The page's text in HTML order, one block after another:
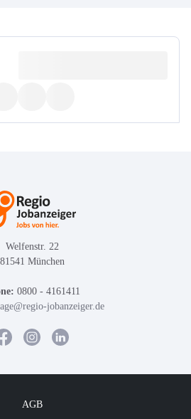
Welfenstr. 22
81541 München
0800 - 4161411
jobanzeiger.de
AGB